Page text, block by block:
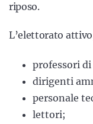
riposo.
L’elettorato
professori
dirigenti
personale
lettori;